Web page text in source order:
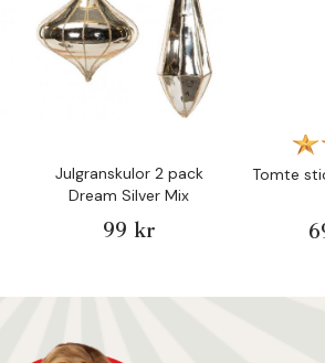
Julgranskulor 2 pack
Dream Silver Mix
99 kr
Tomte